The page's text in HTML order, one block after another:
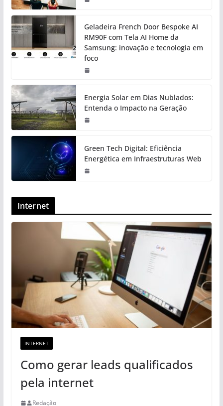
Geladeira French Door Bespoke AI
RM90F com Tela AI Home da
Samsung: inovação e tecnologia em
foco
Energia Solar em Dias Nublados:
Entenda o Impacto na Geração
Green Tech Digital: Eficiência
Energética em Infraestruturas Web
Internet
INTERNET
Como gerar leads qualificados
pela internet
Redação